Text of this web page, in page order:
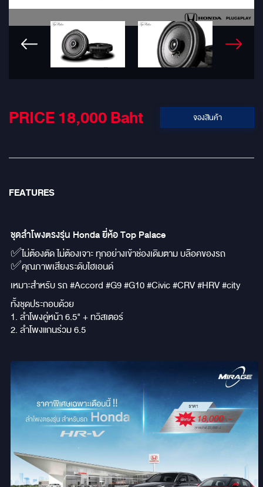
PRICE 18,000Baht จองสินค้า
FEATURES
ชุดลำโพงตรงรุ่น Honda ยี่ห้อ Top Palace
✅ไม่ต้องตัด ไม่ต้องเจาะ ทุกอย่างเข้าช่องเดิมตาม บล๊อคของรถ
✅คุณภาพเสียงระดับไฮเอนด์
เหมาะสำหรับ รถ #Accord #G9 #G10 #Civic #CRV #HRV #city
ทั้งชุดประกอบด้วย
1. ลำโพงคู่หน้า 6.5" + ทวิสเตอร์
2. ลำโพงแกนร่วม 6.5